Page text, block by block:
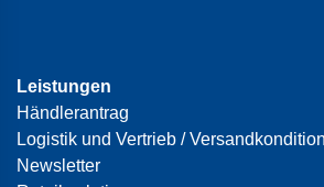
Leistungen
Händlerantrag
Logistik und Vertrieb /
Newsletter